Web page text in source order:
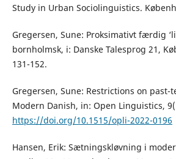
Study in Urban Sociolinguistics.
Gregersen, Sune: Proksimativt færdig
bornholmsk, i: Danske Talesprog 21,
131-152.
Gregersen, Sune: Restrictions on past-
Modern Danish, in: Open Linguistics,
https://doi.org/10.1515/opli-2022-0196
Hansen, Erik: Sætningskløvning i